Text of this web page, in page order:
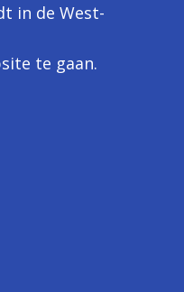
in de West-
te gaan.